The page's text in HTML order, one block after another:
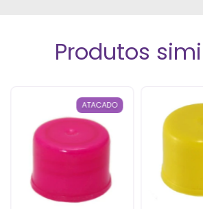
Produtos
ATACADO